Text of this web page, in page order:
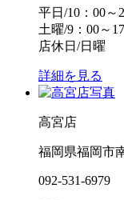
平日/10：00～
土曜/9：00～
店休日/日曜
詳細を見る
高宮店
福岡県福岡市
092-531-6979